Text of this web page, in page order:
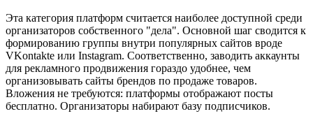
Эта категория платформ считается наиболее доступной среди
организаторов собственного "дела". Основной шаг сводится к
формированию группы внутри популярных сайтов вроде
VKontakte или Instagram. Соответственно, заводить аккаунты
для рекламного продвижения гораздо удобнее, чем
организовывать сайты брендов по продаже товаров.
Вложения не требуются: платформы отображают посты
бесплатно. Организаторы набирают базу подписчиков.